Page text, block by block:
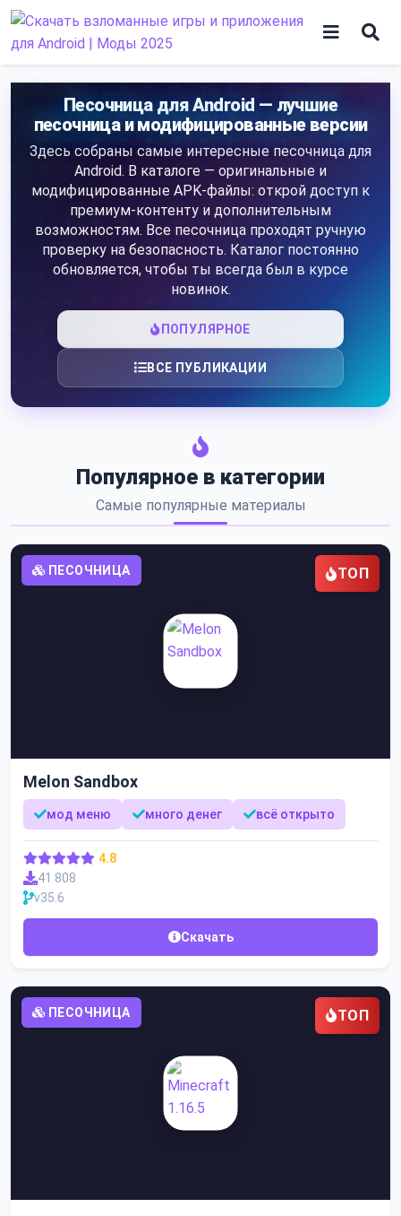
Skip
content
Игры
Песочница для Android — лучшие
песочница и модифицированные версии
Здесь собраны самые интересные песочница для
Android. В каталоге — оригинальные и
модифицированные APK-файлы: открой доступ к
премиум-контенту и дополнительным
возможностям. Все песочница проходят ручную
проверку на безопасность. Каталог постоянно
обновляется, чтобы ты всегда был в курсе
новинок.
ПОПУЛЯРНОЕ
ВСЕ ПУБЛИКАЦИИ
Популярное в категории
Самые популярные материалы
ПЕСОЧНИЦА ТОП
Melon Sandbox
мод меню много денег всё открыто
4.8
41 808
v35.6
Скачать
ПЕСОЧНИЦА ТОП